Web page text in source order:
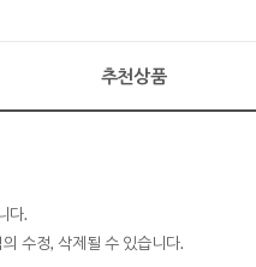
추천상품
다.
수정, 삭제될 수 있습니다.